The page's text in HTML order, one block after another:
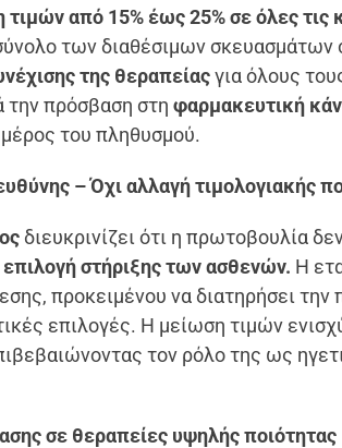
τιμών από 15% έως 25% σε όλες
των διαθέσιμων σκευασμάτων
της θεραπείαςγια όλους
την πρόσβαση στη φαρμακευτική
του πληθυσμού.
– Όχι αλλαγή τιμολογιακής
διευκρινίζει ότι η πρωτοβουλία
επιλογή στήριξης των ασθενών. Η
προκειμένου να διατηρήσει
επιλογές. Η μείωση τιμών
τον ρόλο της ως
σε θεραπείες υψηλής ποιότητας